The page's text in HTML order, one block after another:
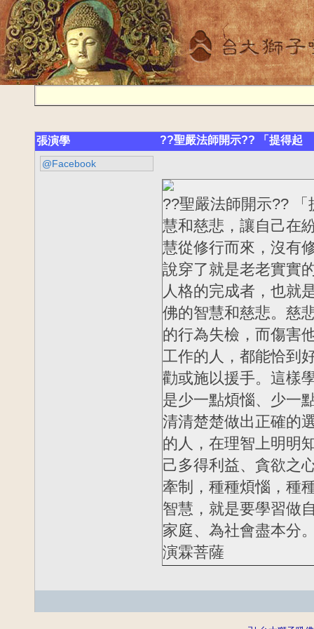
張演學 ??聖嚴法師開示?? 「提得起
@Facebook
??聖嚴法師開示??
慧和慈悲，讓自己在
慧從修行而來，沒有
說穿了就是老老實實
人格的完成者，也就
佛的智慧和慈悲。慈
的行為失檢，而傷害
工作的人，都能恰到
勸或施以援手。這樣
是少一點煩惱、少一
清清楚楚做出正確的
的人，在理智上明明
己多得利益、貪欲之
牽制，種種煩惱，種
智慧，就是要學習做
家庭、為社會盡本分
演霖菩薩